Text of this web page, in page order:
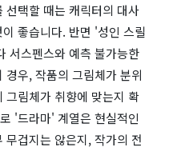
선택할 때는 캐릭터의 대사
좋습니다. 반면 '성인 스릴
서스펜스와 예측 불가능한
우, 작품의 그림체가 분위
그림체가 취향에 맞는지 확
'드라마' 계열은 현실적인
겁지는 않은지, 작가의 전